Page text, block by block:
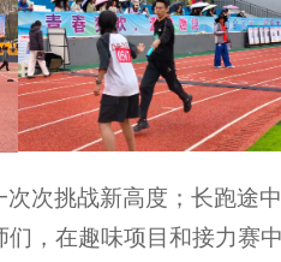
次挑战新高度；长跑途
，在趣味项目和接力赛